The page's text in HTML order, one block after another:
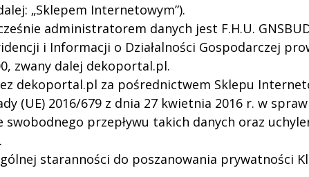
„Sklepem Internetowym”).
administratorem danych jest F.H.U.
i Informacji o Działalności Gospodarczej
zwany dalej dekoportal.pl.
dekoportal.pl za pośrednictwem Sklepu
(UE) 2016/679 z dnia 27 kwietnia 2016 r. w
swobodnego przepływu takich danych oraz
staranności do poszanowania prywatności